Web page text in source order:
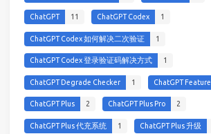
ChatGPT 11 ChatGPT Codex 1
ChatGPT Codex 如何解决二次验证 1
ChatGPT Codex 登录验证码解决方式 1
ChatGPT Degrade Checker 1 ChatGPT Feature
ChatGPT Plus 2 ChatGPT Plus Pro 2
ChatGPT Plus 代充系统 1 ChatGPT Plus 升级